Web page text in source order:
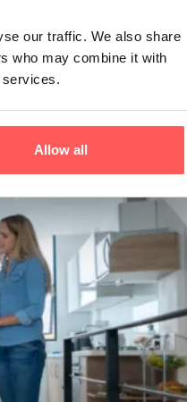
our traffic. We also share
who may combine it with
services.
Allow all